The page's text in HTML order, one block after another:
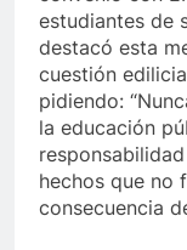
estudiantes de
destacó esta
cuestión
pidiendo:
la educación
hechos que no
consecuencia